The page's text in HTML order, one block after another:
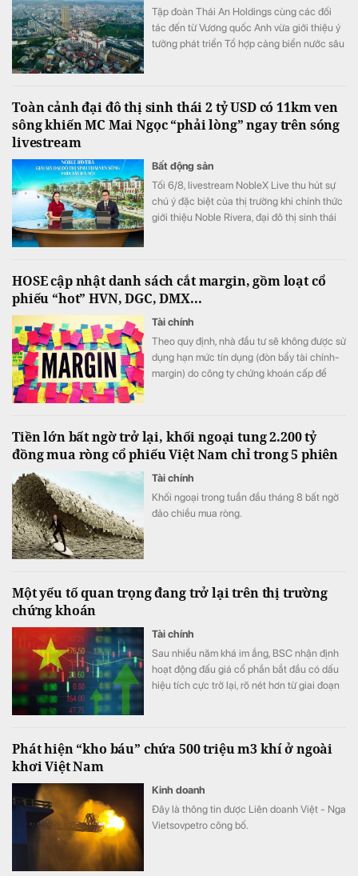
Tập đoàn Thái An Holdings cùng các đối
tác đến từ Vương quốc Anh vừa giới thiệu ý
tưởng phát triển Tổ hợp cảng biển nước sâu
Toàn cảnh đại đô thị sinh thái 2 tỷ USD có 11km ven
sông khiến MC Mai Ngọc “phải lòng” ngay trên sóng
livestream
Bất động sản
Tối 6/8, livestream NobleX Live thu hút sự
chú ý đặc biệt của thị trường khi chính thức
giới thiệu Noble Rivera, đại đô thị sinh thái
cùng bộ sưu tập gần 2.000 dinh thự độc
bản.
HOSE cập nhật danh sách cắt margin, gồm loạt cổ
phiếu “hot” HVN, DGC, DMX...
Tài chính
Theo quy định, nhà đầu tư sẽ không được sử
dụng hạn mức tín dụng (đòn bẩy tài chính-
margin) do công ty chứng khoán cấp để
Tiền lớn bất ngờ trở lại, khối ngoại tung 2.200 tỷ
đồng mua ròng cổ phiếu Việt Nam chỉ trong 5 phiên
Tài chính
Khối ngoại trong tuần đầu tháng 8 bất ngờ
đảo chiều mua ròng.
Một yếu tố quan trọng đang trở lại trên thị trường
chứng khoán
Tài chính
Sau nhiều năm khá im ắng, BSC nhận định
hoạt động đấu giá cổ phần bắt đầu có dấu
hiệu tích cực trở lại, rõ nét hơn từ giai đoạn
Phát hiện “kho báu” chứa 500 triệu m3 khí ở ngoài
khơi Việt Nam
Kinh doanh
Đây là thông tin được Liên doanh Việt - Nga
Vietsovpetro công bố.